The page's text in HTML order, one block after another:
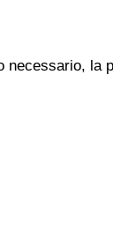
necessario, la